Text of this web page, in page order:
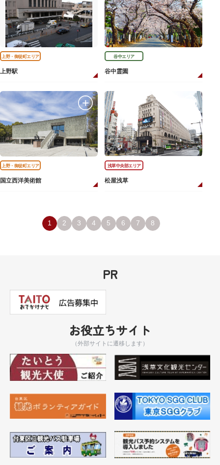
上野・御徒町エリア
上野駅
谷中エリア
谷中霊園
上野・御徒町エリア
国立西洋美術館
浅草中央部エリア
松屋浅草
1 2 3 4 5 6 7 8
PR
お役立ちサイト
（外部サイトに遷移します）